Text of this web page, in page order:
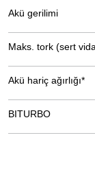
Akü gerilimi
Maks. tork (sert
Akü hariç ağırlığı*
BITURBO